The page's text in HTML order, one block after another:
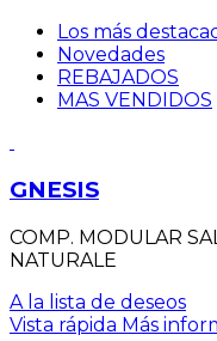
Los más
Novedades
REBAJADOS
MAS VENDIDOS
GNESIS
COMP. MODULAR
NATURALE
A la lista de deseos
Vista rápida Más